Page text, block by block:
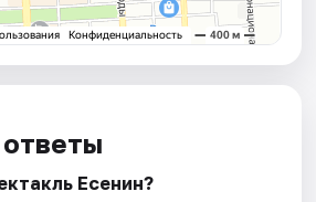
Есенин?